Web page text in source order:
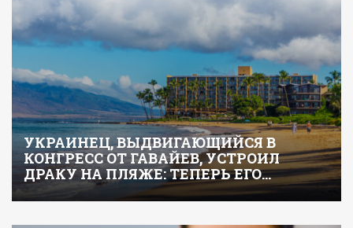
УКРАИНЕЦ, ВЫДВИГАЮЩИЙСЯ В
КОНГРЕСС ОТ ГАВАЙЕВ, УСТРОИЛ
ДРАКУ НА ПЛЯЖЕ: ТЕПЕРЬ ЕГО…